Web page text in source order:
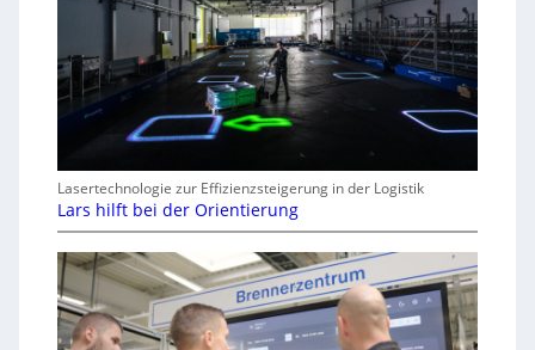
Lasertechnologie zur Effizienzsteigerung in der Logistik
Lars hilft bei der Orientierung